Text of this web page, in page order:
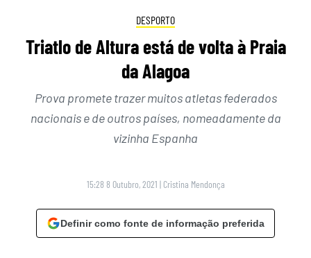
DESPORTO
Triatlo de Altura está de volta à Praia
da Alagoa
Prova promete trazer muitos atletas federados
nacionais e de outros países, nomeadamente da
vizinha Espanha
15:28 8 Outubro, 2021 | Cristina Mendonça
Definir como fonte de informação preferida